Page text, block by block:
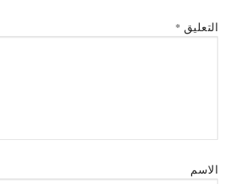
التعليق *
الاسم